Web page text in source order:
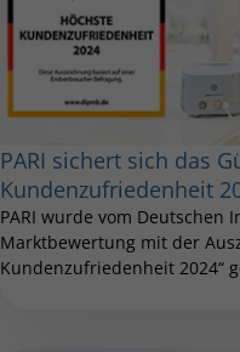
PARI sichert sich das
Kundenzufriedenheit
PARI wurde vom Deutschen
Marktbewertung mit der
Kundenzufriedenheit 2024“